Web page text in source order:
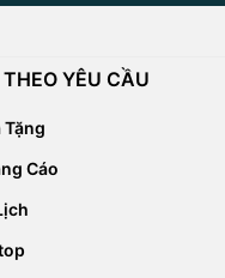
YÊU CẦU
Tặng
Cáo